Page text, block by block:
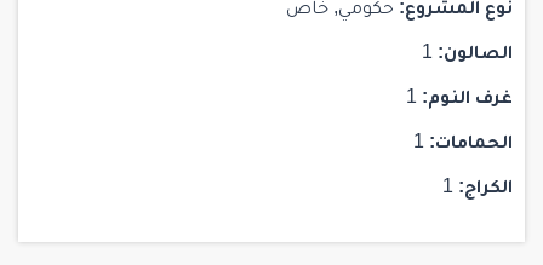
نوع المشروع: حكومي, خاص
الصالون:
غرف النوم:
الحمامات:
الكراج: